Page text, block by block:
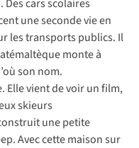
cars scolaires
une seconde vie en
les transports publics. Il
monte à
son nom.
Elle vient de voir un film,
skieurs
une petite
Avec cette maison sur